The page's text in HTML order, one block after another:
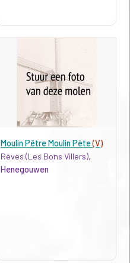
Moulin Pêtre Moulin Pète(V)
Rèves (Les Bons Villers),
Henegouwen